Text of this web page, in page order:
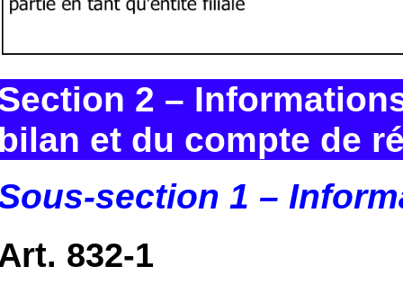
2 –
et du compte de
section 1 –
832-1